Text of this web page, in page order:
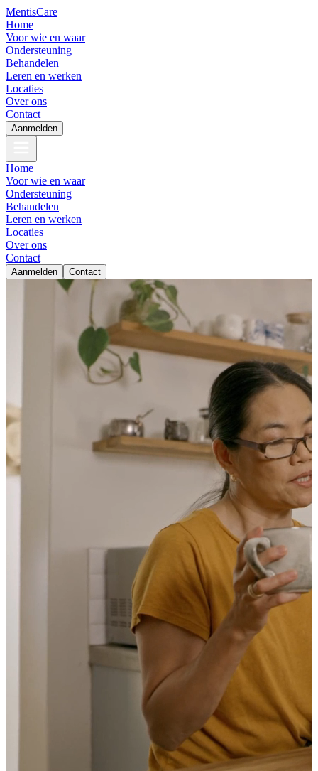
MentisCare
Home
Voor wie en waar
Ondersteuning
Behandelen
Leren en werken
Locaties
Over ons
Contact
Aanmelden
Home
Voor wie en waar
Ondersteuning
Behandelen
Leren en werken
Locaties
Over ons
Contact
Aanmelden Contact